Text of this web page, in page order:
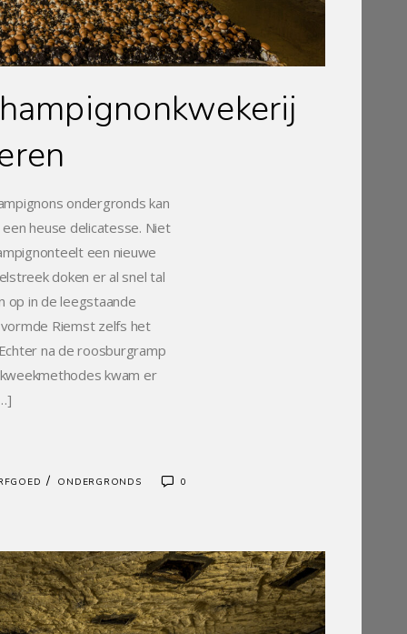
ondergronds kan
heuse delicatesse. Niet
een nieuwe
doken er al snel tal
op in de leegstaande
Riemst zelfs het
na de roosburgramp
kwam er
/ ONDERGRONDS 0